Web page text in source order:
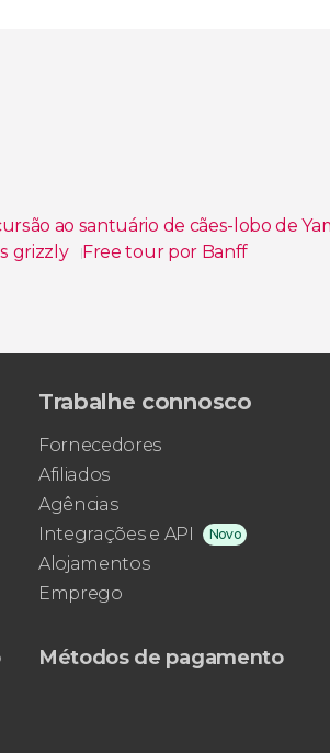
ao santuário de cães-lobo de
grizzly Free tour por Banff
Trabalhe connosco
Fornecedores
Afiliados
Agências
Integrações e API
Novo
Alojamentos
Emprego
Métodos de pagamento